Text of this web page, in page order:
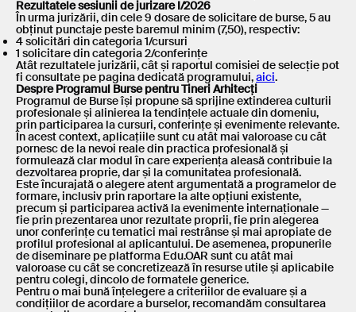
Rezultatele sesiunii de jurizare I/2026
În urma jurizării, din cele 9 dosare de solicitare de burse, 5 au
obținut punctaje peste baremul minim (7,50), respectiv:
4 solicitări din categoria 1/cursuri
1 solicitare din categoria 2/conferințe
Atât rezultatele jurizării, cât și raportul comisiei de selecție pot
fi consultate pe pagina dedicată programului,aici.
Despre Programul Burse pentru Tineri Arhitecți
Programul de Burse își propune să sprijine extinderea culturii
profesionale și alinierea la tendințele actuale din domeniu,
prin participarea la cursuri, conferințe și evenimente relevante.
În acest context, aplicațiile sunt cu atât mai valoroase cu cât
pornesc de la nevoi reale din practica profesională și
formulează clar modul în care experiența aleasă contribuie la
dezvoltarea proprie, dar și la comunitatea profesională.
Este încurajată o alegere atent argumentată a programelor de
formare, inclusiv prin raportare la alte opțiuni existente,
precum și participarea activă la evenimente internaționale —
fie prin prezentarea unor rezultate proprii, fie prin alegerea
unor conferințe cu tematici mai restrânse și mai apropiate de
profilul profesional al aplicantului. De asemenea, propunerile
de diseminare pe platforma Edu.OAR sunt cu atât mai
valoroase cu cât se concretizează în resurse utile și aplicabile
pentru colegi, dincolo de formatele generice.
Pentru o mai bună înțelegere a criteriilor de evaluare și a
condițiilor de acordare a burselor, recomandăm consultarea